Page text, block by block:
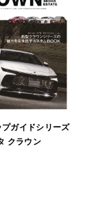
プガイドシリーズ
クラウン